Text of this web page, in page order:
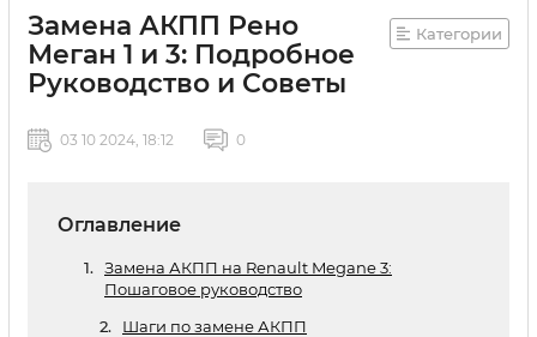
Замена АКПП Рено
Меган 1 и 3: Подробное
Руководство и Советы
Категории
03 10 2024, 18:12 0
Оглавление
Замена АКПП на Renault Megane 3:
Пошаговое руководство
Шаги по замене АКПП